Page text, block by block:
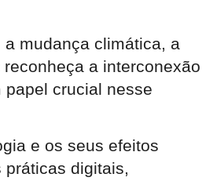
mudança climática, a
a interconexão
crucial nesse
e os seus efeitos
digitais,